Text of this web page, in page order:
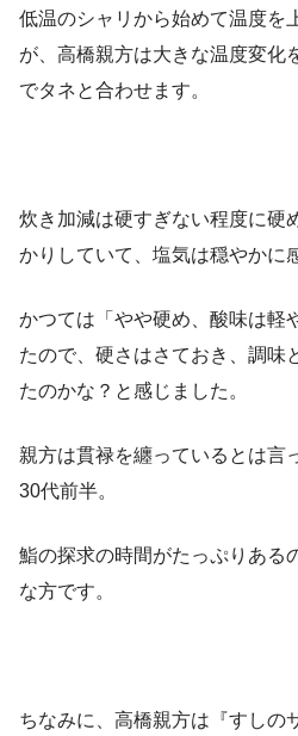
低温のシャリから始めて温度を
が、高橋親方は大きな温度変化
でタネと合わせます。
炊き加減は硬すぎない程度に硬
かりしていて、塩気は穏やかに
かつては「やや硬め、酸味は軽
たので、硬さはさておき、調味
たのかな？と感じました。
親方は貫禄を纏っているとは言
30代前半。
鮨の探求の時間がたっぷりある
な方です。
ちなみに、高橋親方は『すしの